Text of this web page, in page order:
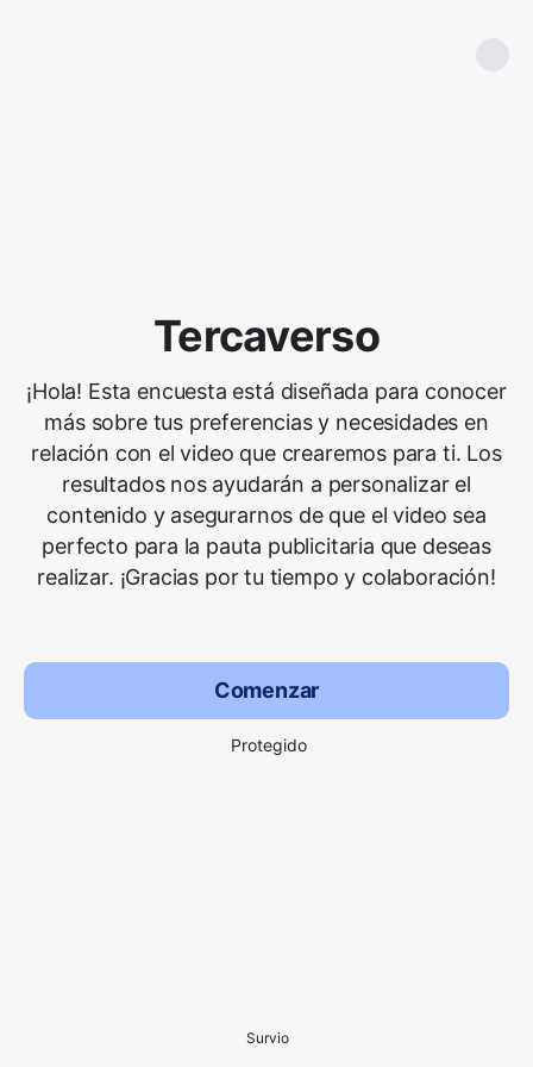
Tercaverso
¡Hola! Esta encuesta está diseñada para conocer
más sobre tus preferencias y necesidades en
relación con el video que crearemos para ti. Los
resultados nos ayudarán a personalizar el
contenido y asegurarnos de que el video sea
perfecto para la pauta publicitaria que deseas
realizar. ¡Gracias por tu tiempo y colaboración!
Comenzar
Protegido
Survio